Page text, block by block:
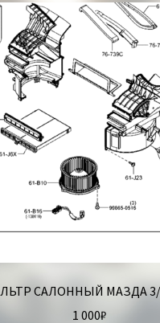
САЛОННЫЙ МАЗДА 3/
1 000₽